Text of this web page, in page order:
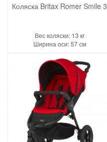
Коляска Britax Romer Smile 3
Вес коляски: 13 кг
Ширина оси: 57 см